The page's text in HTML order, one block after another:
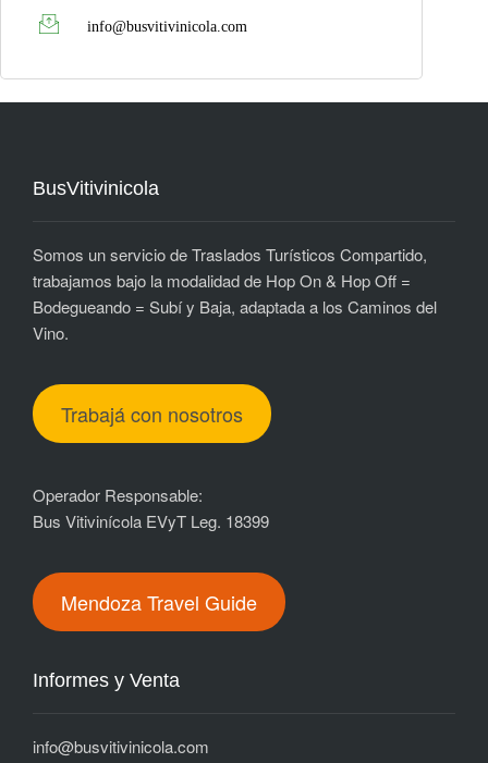
info@busvitivinicola.com
BusVitivinicola
Somos un servicio de Traslados Turísticos Compartido,
trabajamos bajo la modalidad de Hop On & Hop Off =
Bodegueando = Subí y Baja, adaptada a los Caminos del
Vino.
Trabajá con nosotros
Operador Responsable:
Bus Vitivinícola EVyT Leg. 18399
Mendoza Travel Guide
Informes y Venta
info@busvitivinicola.com